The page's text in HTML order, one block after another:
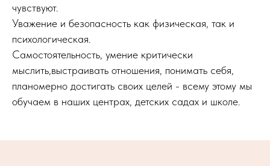
чувствуют.
Уважение и безопасность как физическая, так и
психологическая.
Самостоятельность, умение критически
мыслить,выстраивать отношения, понимать себя,
планомерно достигать своих целей - всему этому мы
обучаем в наших центрах, детских садах и школе.